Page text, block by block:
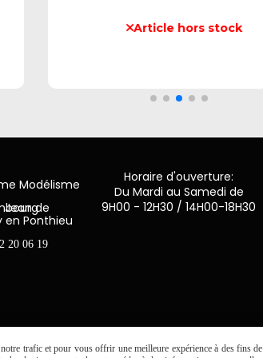
Modélisme
Luxembourg
en Ponthieu
20 06 19
Horaire d'ouverture:
Du Mardi au Samedi de
9H00 - 12H30 / 14H00-18H30
trafic et pour vous offrir une meilleure expérience à des fins de